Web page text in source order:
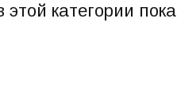
этой категории